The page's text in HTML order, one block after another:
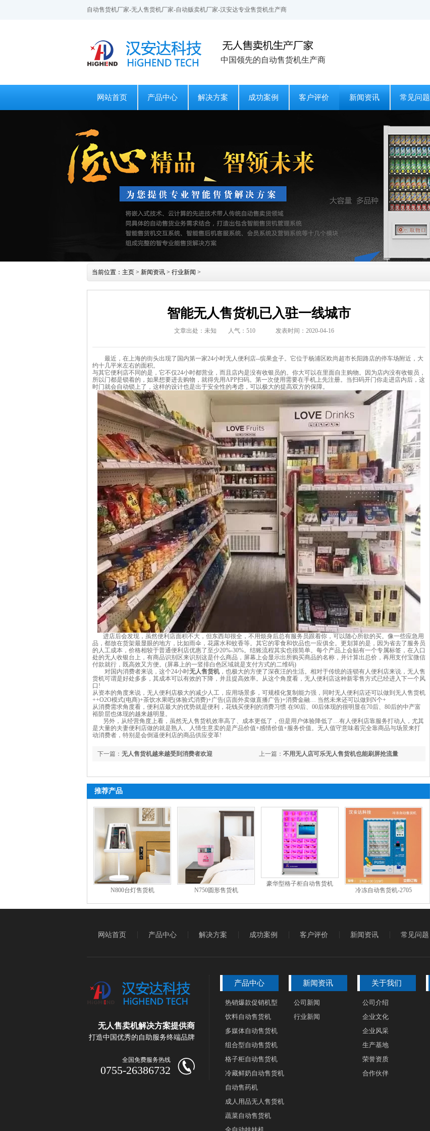
自动售货机厂家-无人售货机厂家-自动贩卖机厂家-汉安达专业售货机生产商
中国领先的自动售货机生产商
网站首页 产品中心 解决方案 成功案例 客户评价 新闻资讯 常见问题
当前位置： 主页 > 新闻资讯 > 行业新闻 >
智能无人售货机已入驻一线城市
文章出处：未知 人气： 510 发表时间：2020-04-16
最近，在上海的街头出现了国内第一家24小时无人便利店--缤果盒子。它位于杨浦区欧尚超市长阳路店的停车场附近，大
约十几平米左右的面积。
与其它便利店不同的是，它不仅24小时都营业，而且店内是没有收银员的。你大可以在里面自主购物。因为店内没有收银员，
所以门都是锁着的，如果想要进去购物，就得先用APP扫码。第一次使用需要在手机上先注册。当扫码开门你走进店内后，这
时门就会自动锁上了，这样的设计也是出于安全性的考虑，可以极大的提高双方的保障。
进店后会发现，虽然便利店面积不大，但东西却很全，不用烦身后总有服务员跟着你，可以随心所欲的买。像一些应急用
品，都放在货架最显眼的地方，比如雨伞，花露水和蚊香等。其它的零食和饮品也一应俱全。更划算的是，因为省去了服务员
的人工成本，价格相较于普通便利店优惠了至少20%-30%。结账流程其实也很简单。每个产品上会贴有一个专属标签，在入口
处的无人收银台上，有商品识别区来识别这是什么商品，屏幕上会显示出所购买商品的名称，并计算出总价，再用支付宝微信
付款就行，既高效又方便。(屏幕上的一竖排白色区域就是支付方式的二维码)
对国内消费者来说，这个24小时无人售货机 ，也极大的方便了深夜汪的生活。相对于传统的连锁有人便利店来说，无人售
货机可谓是好处多多，其成本可以有效的下降，并且提高效率。从这个角度看，无人便利店这种新零售方式已经进入下一个风
口!
从资本的角度来说，无人便利店极大的减少人工，应用场景多，可规模化复制能力强，同时无人便利店还可以做到无人售货机
++O2O模式(电商)+茶饮水果吧(体验式消费)+广告(店面外卖做直播广告)+消费金融… 当然未来还可以做到N个+
从消费需求角度看，便利店最大的优势就是便利，花钱买便利的消费习惯 在90后、00后体现的很明显在70后、80后的中产富
裕阶层也体现的越来越明显。
另外，从经营角度上看，虽然无人售货机效率高了、成本更低了，但是用户体验降低了…有人便利店靠服务打动人，尤其
是大量的夫妻便利店做的就是熟人、人情生意卖的是产品价值+感情价值+服务价值。无人值守意味着完全靠商品与场景来打
动消费者，特别是会倒逼便利店的商品供应变革!
上一篇： 不用无人店可乐无人售货机也能刷屏抢流量
下一篇： 无人售货机越来越受到消费者欢迎
推荐产品
N800台灯售货机 N750圆形售货机
豪华型格子柜自动售货机
冷冻自动售货机-2705
网站首页 产品中心 解决方案 成功案例 客户评价 新闻资讯 常见问题
无人售卖机解决方案提供商
打造中国优秀的自助服务终端品牌
全国免费服务热线
0755-26386732
产品中心
热销爆款促销机型
饮料自动售货机
多媒体自动售货机
组合型自动售货机
格子柜自动售货机
冷藏鲜奶自动售货机
自动售药机
成人用品无人售货机
蔬菜自动售货机
新闻资讯
公司新闻
行业新闻
关于我们
公司介绍
企业文化
企业风采
生产基地
荣誉资质
合作伙伴